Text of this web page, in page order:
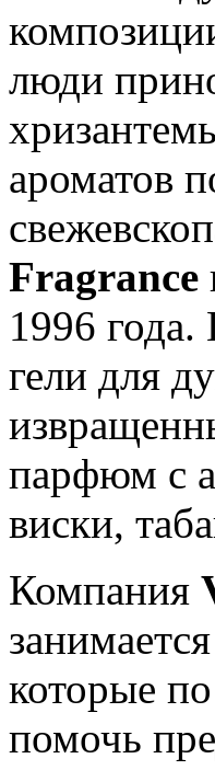
люди
ароматов
Fragrance
1996
гели для
парфюм с
виски,
Компания
которые
помочь